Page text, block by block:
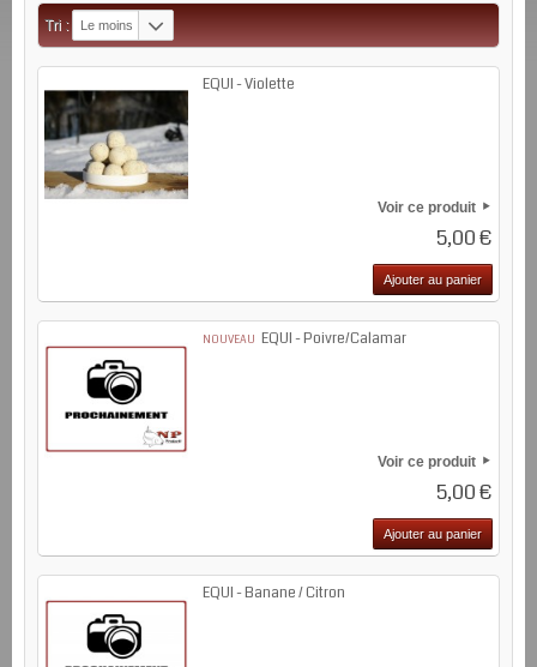
Tri :
Le moins
EQUI - Violette
Voir ce produit
5,00 €
Ajouter au panier
NOUVEAU EQUI - Poivre/Calamar
Voir ce produit
5,00 €
Ajouter au panier
EQUI - Banane / Citron